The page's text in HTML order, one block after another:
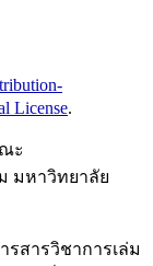
License.
ะ
มหาวิทยาลัย
สารวิชาการเล่ม